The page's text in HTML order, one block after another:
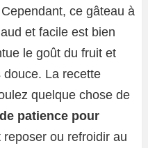
ce gâteau à
et facile est bien
le goût du fruit et
La recette
quelque chose de
patience pour
ou refroidir au